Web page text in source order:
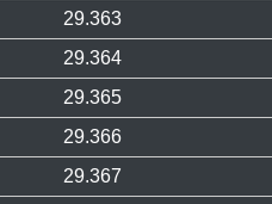
29.363
29.364
29.365
29.366
29.367